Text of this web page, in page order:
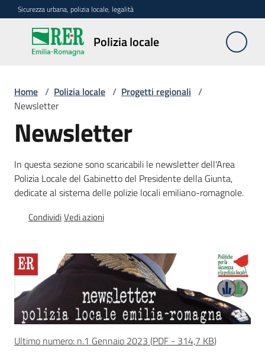
Vai al contenuto
Vai alla navigazione
Vai al footer
Sicurezza urbana, polizia locale, legalità
Polizia locale
Polizia
locale
La
locale
Emilia-
Romagna
regionali
Normativa
urbana,
Home / Polizia locale / Progetti regionali /
Newsletter
Newsletter
In questa sezione sono scaricabili le newsletter dell'Area
Polizia Locale del Gabinetto del Presidente della Giunta,
dedicate al sistema delle polizie locali emiliano-romagnole.
CondividiVedi azioni
Ultimo numero: n.1 Gennaio 2023 (PDF - 314,7 KB)